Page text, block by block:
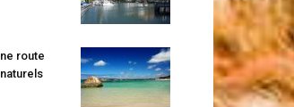
route